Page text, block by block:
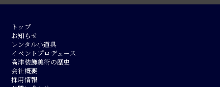
トップ
お知らせ
レンタル小道具
イベントプロデュース
高津装飾美術の歴史
会社概要
採用情報